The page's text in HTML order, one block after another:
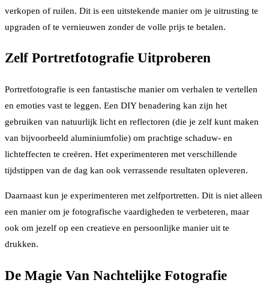
verkopen of ruilen. Dit is een uitstekende manier om je uitrusting te
upgraden of te vernieuwen zonder de volle prijs te betalen.
Zelf Portretfotografie Uitproberen
Portretfotografie is een fantastische manier om verhalen te vertellen
en emoties vast te leggen. Een DIY benadering kan zijn het
gebruiken van natuurlijk licht en reflectoren (die je zelf kunt maken
van bijvoorbeeld aluminiumfolie) om prachtige schaduw- en
lichteffecten te creëren. Het experimenteren met verschillende
tijdstippen van de dag kan ook verrassende resultaten opleveren.
Daarnaast kun je experimenteren met zelfportretten. Dit is niet alleen
een manier om je fotografische vaardigheden te verbeteren, maar
ook om jezelf op een creatieve en persoonlijke manier uit te
drukken.
De Magie Van Nachtelijke Fotografie